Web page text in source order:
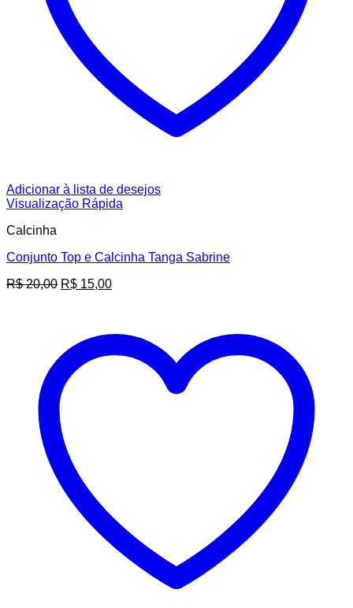
Adicionar à lista de desejos
Visualização Rápida
Calcinha
Conjunto Top e Calcinha Tanga Sabrine
R$20,00 O
R$ 20,00.
R$ 15,00O
R$ 15,00.